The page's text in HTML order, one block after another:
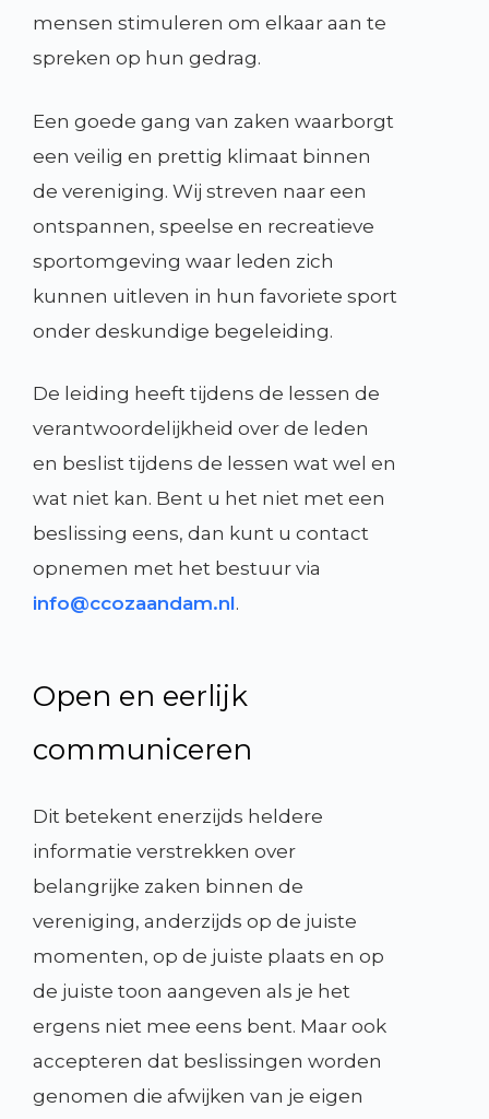
mensen stimuleren om elkaar aan te
spreken op hun gedrag.
Een goede gang van zaken waarborgt
een veilig en prettig klimaat binnen
de vereniging. Wij streven naar een
ontspannen, speelse en recreatieve
sportomgeving waar leden zich
kunnen uitleven in hun favoriete sport
onder deskundige begeleiding.
De leiding heeft tijdens de lessen de
verantwoordelijkheid over de leden
en beslist tijdens de lessen wat wel en
wat niet kan. Bent u het niet met een
beslissing eens, dan kunt u contact
opnemen met het bestuur via
info@ccozaandam.nl.
Open en eerlijk
communiceren
Dit betekent enerzijds heldere
informatie verstrekken over
belangrijke zaken binnen de
vereniging, anderzijds op de juiste
momenten, op de juiste plaats en op
de juiste toon aangeven als je het
ergens niet mee eens bent. Maar ook
accepteren dat beslissingen worden
genomen die afwijken van je eigen